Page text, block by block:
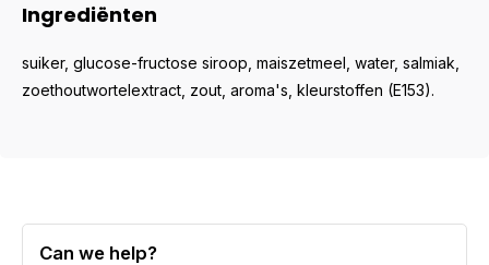
Ingrediënten
suiker, glucose-fructose siroop, maiszetmeel, water, salmiak,
zoethoutwortelextract, zout, aroma's, kleurstoffen (E153).
Can we help?